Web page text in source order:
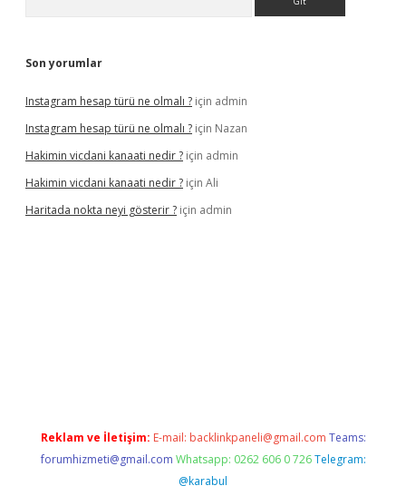
Son yorumlar
Instagram hesap türü ne olmalı ? için admin
Instagram hesap türü ne olmalı ? için Nazan
Hakimin vicdani kanaati nedir ? için admin
Hakimin vicdani kanaati nedir ? için Ali
Haritada nokta neyi gösterir ? için admin
Reklam ve İletişim: E-mail: backlinkpaneli@gmail.com Teams:
forumhizmeti@gmail.com Whatsapp: 0262 606 0 726 Telegram:
@karabul